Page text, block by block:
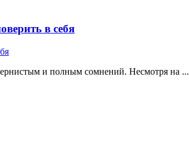
в себя
и полным сомнений. Несмотря на ...